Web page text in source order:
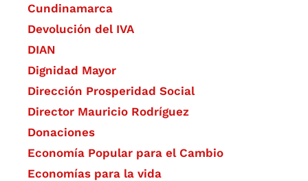
Cundinamarca
Devolución del IVA
DIAN
Dignidad Mayor
Dirección Prosperidad Social
Director Mauricio Rodríguez
Donaciones
Economía Popular para el Cambio
Economías para la vida